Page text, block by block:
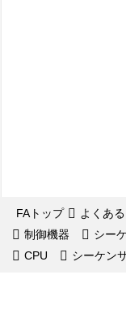
FAトップ よくあ
制御機器
シー
CPU
シーケン